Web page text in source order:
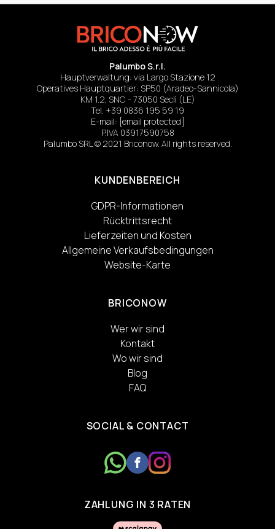
Palumbo S.r.l.
Hauptverwaltung: via Largo Stazione 12
Operatives Hauptquartier: SP50 (Aradeo-Sannicola)
KM 1.2, SNC - 73050 Seclì (LE)
Tel. +39 0836 195 59 19
E-mail: [email protected]
P.IVA 03917590758
Palumbo SRL © 2021 Briconow. All rights reserved.
KUNDENBEREICH
GDPR-Informationen
Rücktrittsrecht
Lieferzeiten und Kosten
Allgemeine Verkaufsbedingungen
Website-Karte
BRICONOW
Wer wir sind
Kontakt
Wo wir sind
Blog
FAQ
SOCIAL & CONTACT
ZAHLUNG IN 3 RATEN